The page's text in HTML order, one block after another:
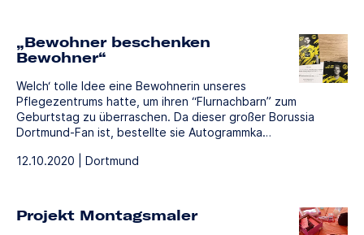
„Bewohner beschenken
Bewohner“
Welch‘ tolle Idee eine Bewohnerin unseres
Pflegezentrums hatte, um ihren “Flurnachbarn” zum
Geburtstag zu überraschen. Da dieser großer Borussia
Dortmund-Fan ist, bestellte sie Autogrammka…
12.10.2020 | Dortmund
Projekt Montagsmaler